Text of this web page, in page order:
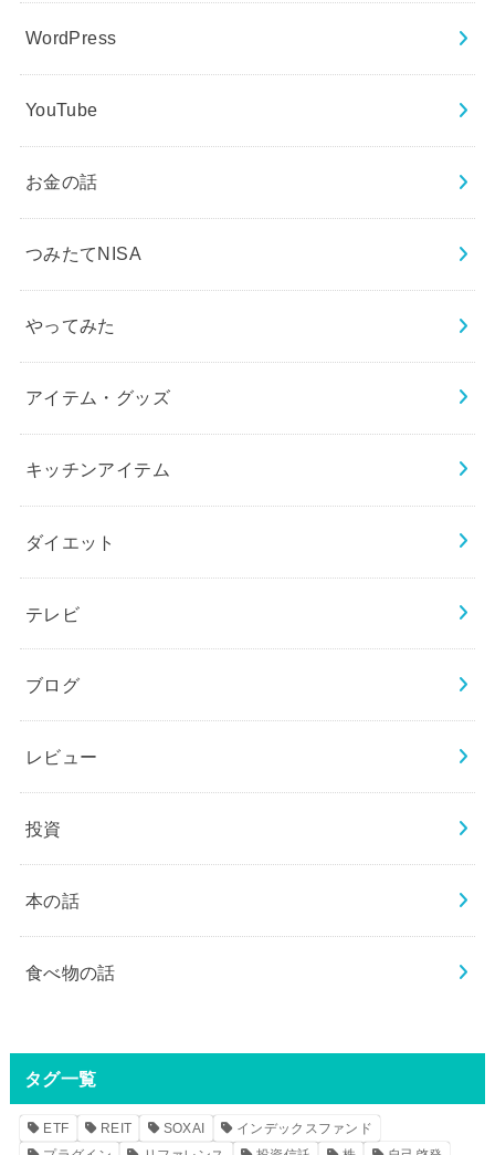
WordPress
YouTube
お金の話
つみたてNISA
やってみた
アイテム・グッズ
キッチンアイテム
ダイエット
テレビ
ブログ
レビュー
投資
本の話
食べ物の話
タグ一覧
ETF REIT SOXAI
インデックスファンド